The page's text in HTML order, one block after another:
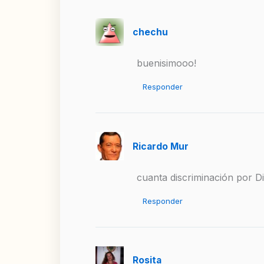
chechu
buenisimooo!
Responder
Ricardo Mur
cuanta discriminación por
Responder
Rosita